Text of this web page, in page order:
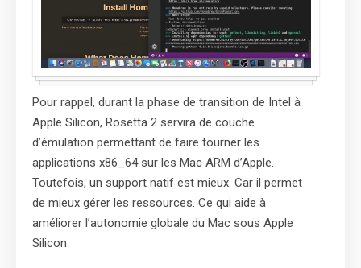
Pour rappel, durant la phase de transition de Intel à
Apple Silicon, Rosetta 2 servira de couche
d’émulation permettant de faire tourner les
applications x86_64 sur les Mac ARM d’Apple.
Toutefois, un support natif est mieux. Car il permet
de mieux gérer les ressources. Ce qui aide à
améliorer l’autonomie globale du Mac sous Apple
Silicon.